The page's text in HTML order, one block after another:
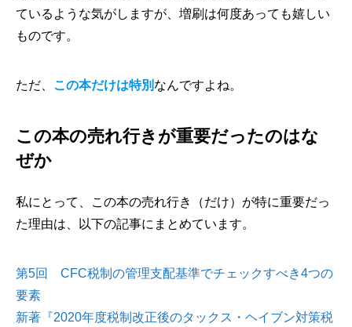
ているような気がしますが、増刷は何度あっても嬉しい
ものです。
ただ、 この本だけは特別 なんですよね。
この本の売れ行きが重要だったのはな
ぜか
私にとって、この本の売れ行き（だけ）が特に重要だっ
た理由は、以下の記事にまとめています。
第5回 CFC税制の管理支配基準でチェックすべき4つの
要素
新著『2020年度税制改正後のタックス・ヘイブン対策税